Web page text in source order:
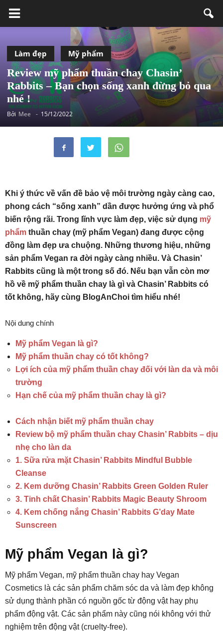
Làm đẹp Mỹ phẩm
Review mỹ phẩm thuần chay Chasin’
Rabbits – Bạn chọn sống xanh đừng bỏ qua
nhé !
Bởi Mee - 15/12/2022
Khi ý thức về vấn đề bảo vệ môi trường ngày càng cao,
phong cách “sống xanh” dần được hưởng ứng và phổ
biến rộng rãi. Trong lĩnh vực làm đẹp, việc sử dụng mỹ
phẩm thuần chay (mỹ phẩm Vegan) đang được cộng
đồng làm đẹp ưa chuộng. Những thương hiệu, những
sản phẩm Vegan ra đời ngày càng nhiều. Và Chasin’
Rabbits cũng là một trong số đó. Nếu bạn vẫn còn mơ
hồ về mỹ phẩm thuần chay là gì và Chasin’ Rabbits có
tốt không, hãy cùng BlogAnChoi tìm hiểu nhé!
Nội dung chính
Mỹ phẩm Vegan là gì?
Mỹ phẩm thuần chay có tốt không?
Lợi ích của mỹ phẩm thuần chay đối với làn da và môi
trường
Hạn chế của mỹ phẩm thuần chay là gì?
Cách nhận biết mỹ phẩm thuần chay
Review bộ mỹ phẩm thuần chay Chasin’ Rabbits – dịu
nhẹ cho làn da
1. Sữa rửa mặt Chasin’ Rabbits Mindful Bubble
Cleanse
2. Kem dưỡng Chasin’ Rabbits Green Golden Ruler
3. Tinh chất Chasin’ Rabbits Magic Beauty Shroom
4. Kem chống nắng Chasin’ Rabbits G’day Mate
Sunscreen
Mỹ phẩm Vegan là gì?
Mỹ phẩm Vegan, mỹ phẩm thuần chay hay Vegan
Cosmetics là các sản phẩm chăm sóc da và làm đẹp không
sử dụng thành phần có nguồn gốc từ động vật hay phụ
phẩm động vật. Các sản phẩm này cũng nói không với thử
nghiệm trên động vật (cruelty-free).